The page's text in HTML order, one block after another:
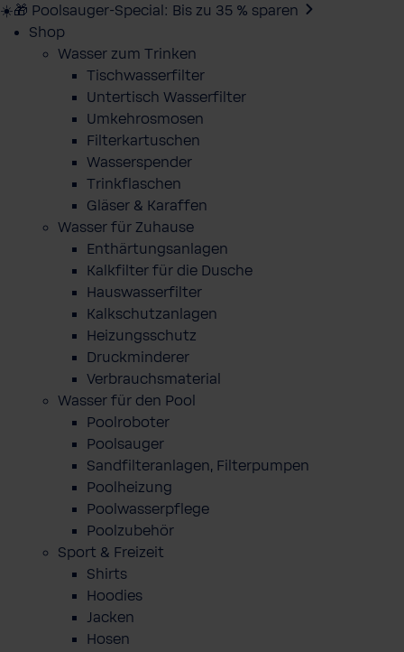
☀️🎁 Poolsauger-Special: Bis zu 35 % sparen
Shop
Wasser zum Trinken
Tischwasserfilter
Untertisch Wasserfilter
Umkehrosmosen
Filterkartuschen
Wasserspender
Trinkflaschen
Gläser & Karaffen
Wasser für Zuhause
Enthärtungsanlagen
Kalkfilter für die Dusche
Hauswasserfilter
Kalkschutzanlagen
Heizungsschutz
Druckminderer
Verbrauchsmaterial
Wasser für den Pool
Poolroboter
Poolsauger
Sandfilteranlagen, Filterpumpen
Poolheizung
Poolwasserpflege
Poolzubehör
Sport & Freizeit
Shirts
Hoodies
Jacken
Hosen